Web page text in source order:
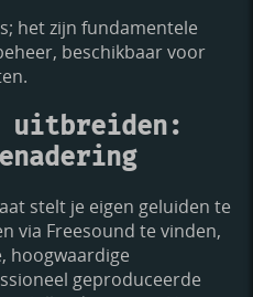
het zijn fundamentele
beschikbaar voor
uitbreiden:
stelt je eigen geluiden te
via Freesound te vinden,
hoogwaardige
geproduceerde